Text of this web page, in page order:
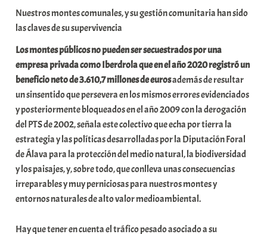
Nuestros montes comunales, y su gestión comunitaria han sido
las claves de su supervivencia
Los montes públicos no pueden ser secuestrados por una
empresa privada como Iberdrola que en el año 2020 registró un
beneficio neto de 3.610,7 millones de eurosademás de resultar
un sinsentido que persevera en los mismos errores evidenciados
y posteriormente bloqueados en el año 2009 con la derogación
del PTS de 2002, señala este colectivo que echa por tierra la
estrategia y las políticas desarrolladas por la Diputación Foral
de Álava para la protección del medio natural, la biodiversidad
y los paisajes, y, sobre todo, que conlleva unas consecuencias
irreparables y muy perniciosas para nuestros montes y
entornos naturales de alto valor medioambiental.
Hay que tener en cuenta el tráfico pesado asociado a su